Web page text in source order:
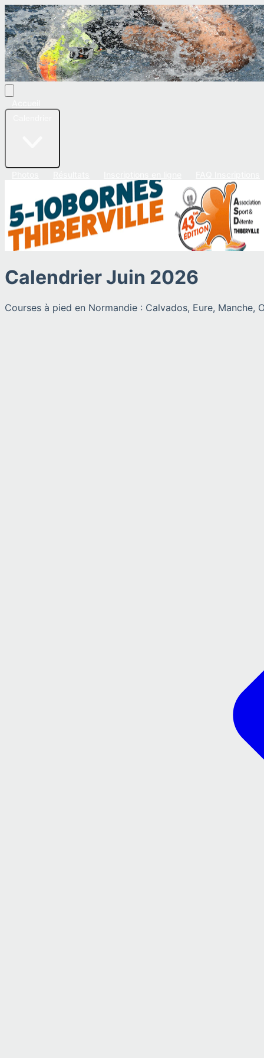
CalendrierJuin 2026
Courses à pied en Normandie : Calvados, Eure, Manche,